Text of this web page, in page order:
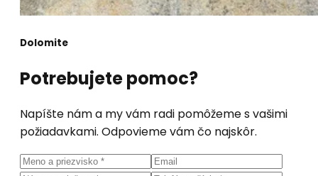
Dolomite
Potrebujete pomoc?
Napíšte nám a my vám radi pomôžeme s vašimi
požiadavkami. Odpovieme vám čo najskôr.